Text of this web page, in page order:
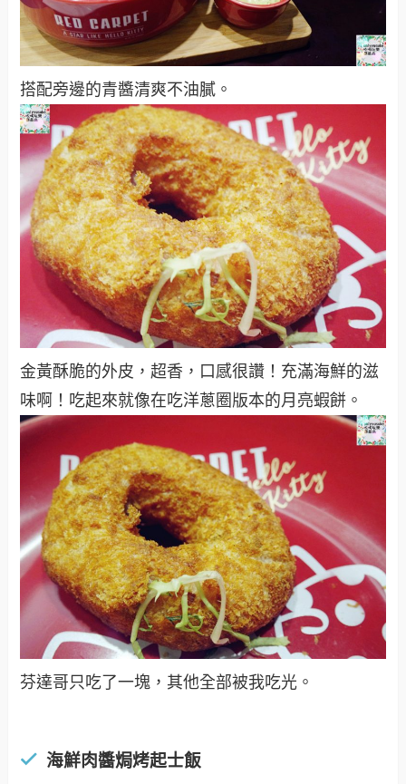
搭配旁邊的青醬清爽不油膩。
金黃酥脆的外皮，超香，口感很讚！充滿海鮮的滋
味啊！吃起來就像在吃洋蔥圈版本的月亮蝦餅。
芬達哥只吃了一塊，其他全部被我吃光。
海鮮肉醬焗烤起士飯